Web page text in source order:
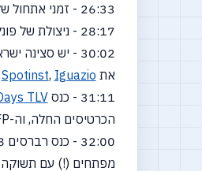
26:33 - זמני אתחול של פונקציות - Cold Latency לעומת Warm latency.
28:17 - ניצולת של פונקציות - היום משלמים גם על זמן שהפונקציה מחכה לתשובה בצורה סינכרונית ואין ריבוב שהיינו עושים אם היינו כותבים את הקונטיינר של הפונקציות בעצמנו.
30:02 - יש סצינה ישראלית שוקקת של סטארטאפים ופתחים בתחום -
את
Spotinst, Iguazio
31:11 - כנס
TLV
הכרטיסים החלה, וה-CFP פתוח עד ה-3 במאי. אפשר לפנות למארגנים ב-
מפתחים (!) עם תשוקה